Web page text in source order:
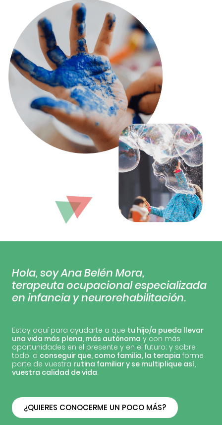
Hola, soy Ana Belén Mora,
terapeuta ocupacional especializada
en infancia y neurorehabilitación.
Estoy aquí para ayudarte a que tu hijo/a pueda llevar
una vida más plena, más autónoma y con más
oportunidades en el presente y en el futuro; y sobre
todo, a conseguir que, como familia, la terapia forme
parte de vuestra rutina familiar y se multiplique así,
vuestra calidad de vida.
¿QUIERES CONOCERME UN POCO MÁS?